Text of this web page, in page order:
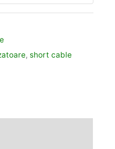
, short cable